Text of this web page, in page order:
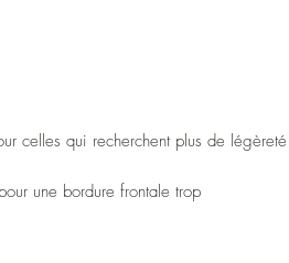
celles qui recherchent plus de légèreté
une bordure frontale trop